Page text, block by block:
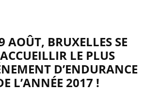
AOÛT, BRUXELLES SE
LE PLUS
D’ENDURANCE
L’ANNÉE 2017 !